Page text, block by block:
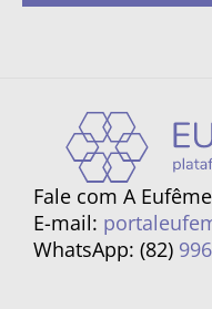
Fale com A
E-mail:
WhatsApp: (82)